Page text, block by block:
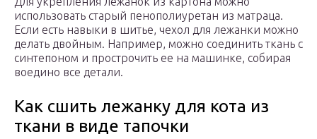
использовать старый пенополиуретан из матраца.
Если есть навыки в шитье, чехол для лежанки можно
делать двойным. Например, можно соединить ткань с
синтепоном и прострочить ее на машинке, собирая
воедино все детали.
Как сшить лежанку для кота из
ткани в виде тапочки